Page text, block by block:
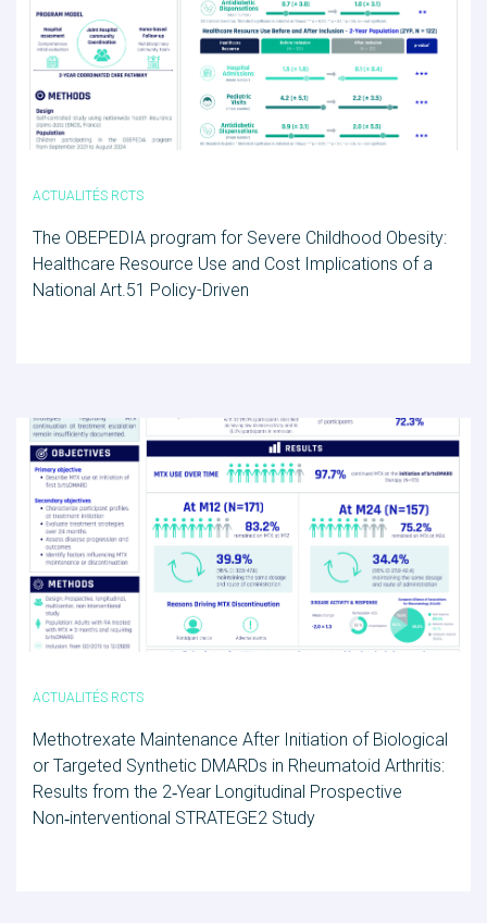
ACTUALITÉS RCTS
The OBEPEDIA program for Severe Childhood Obesity:
Healthcare Resource Use and Cost Implications of a
National Art.51 Policy-Driven
ACTUALITÉS RCTS
Methotrexate Maintenance After Initiation of Biological
or Targeted Synthetic DMARDs in Rheumatoid Arthritis:
Results from the 2‑Year Longitudinal Prospective
Non‑interventional STRATEGE2 Study